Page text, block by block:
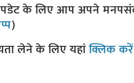
के लिए आप अपने
)
लेने के लिए यहांक्लिक करें